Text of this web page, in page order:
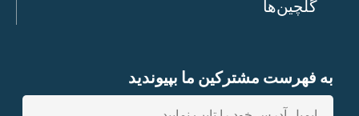
گلچین‌ها
به فهرست مشترکین ما بپیوندید
E